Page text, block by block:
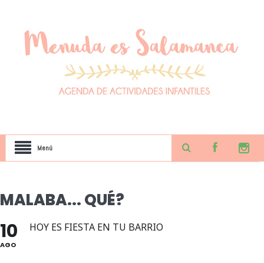
Menú
MALABA... QUÉ?
10
AGO
HOY ES FIESTA EN TU BARRIO